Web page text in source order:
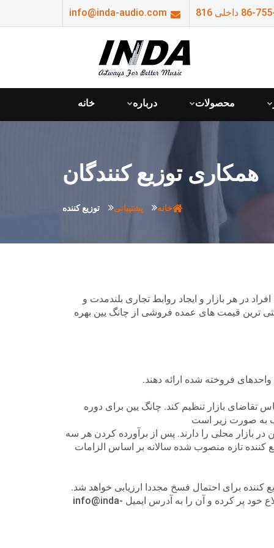
info@inda-audio.com
خانه درباره محصولات
همکاری توزیع کنندگان
خانه پشتیبانی توزیع کننده
در هر بازار و ایجاد روابط تجاری بلندمدت و
ترین قیمت های عمده فروشی از چانگ یین بهره
فروخته شده ارائه دهند.
تقاضای بازار تنظیم کند. چانگ یین برای دوره
در بازار محلی را دارند. پس از برآورده کردن هر سه
کننده تازه منصوب شده سالانه بر اساس الزامات
کننده برای احتمال فسخ مجددا ارزیابی خواهد شد.
اگر علاقه مند به همکاری با ما و تبدیل شدن به توزیع کننده چانگ یین هستید، لطفا فرم درخواست توزیع کننده زیر را تا حد اطلاع خود پر کرده و آن را به آدرس ایمیل info@inda-